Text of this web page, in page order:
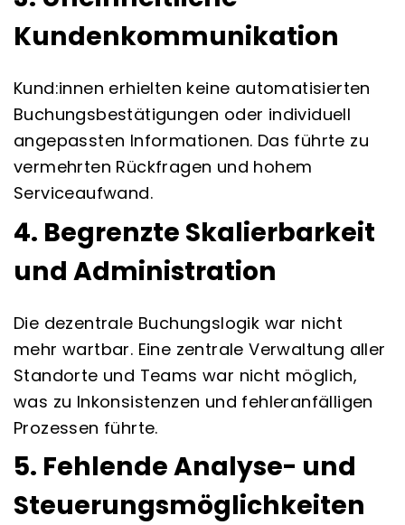
Kundenkommunikation
Kund:innen erhielten keine automatisierten
Buchungsbestätigungen oder individuell
angepassten Informationen. Das führte zu
vermehrten Rückfragen und hohem
Serviceaufwand.
4. Begrenzte Skalierbarkeit
und Administration
Die dezentrale Buchungslogik war nicht
mehr wartbar. Eine zentrale Verwaltung aller
Standorte und Teams war nicht möglich,
was zu Inkonsistenzen und fehleranfälligen
Prozessen führte.
5. Fehlende Analyse- und
Steuerungsmöglichkeiten